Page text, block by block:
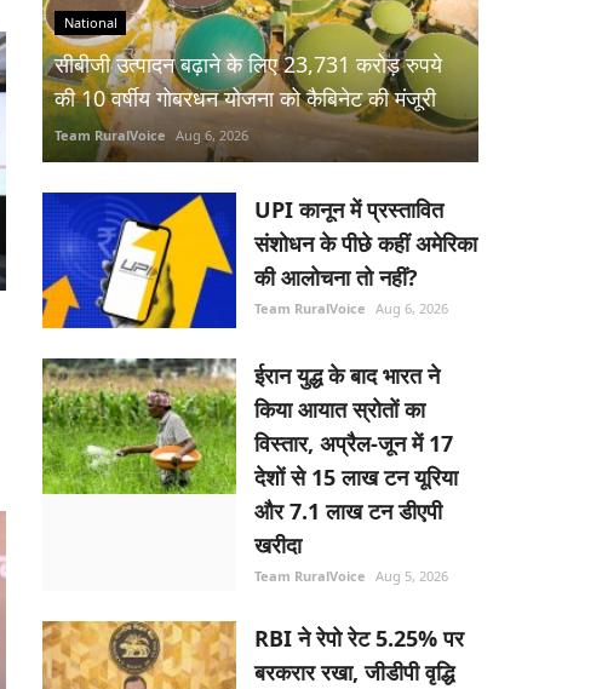
National
सीबीजी उत्पादन बढ़ाने के लिए 23,731 करोड़ रुपये
की 10 वर्षीय गोबरधन योजना को कैबिनेट की मंजूरी
Team RuralVoice Aug 6, 2026
UPI कानून में प्रस्तावित
संशोधन के पीछे कहीं अमेरिका
की आलोचना तो नहीं?
Team RuralVoice Aug 6, 2026
ईरान युद्ध के बाद भारत ने
किया आयात स्रोतों का
विस्तार, अप्रैल-जून में 17
देशों से 15 लाख टन यूरिया
और 7.1 लाख टन डीएपी
खरीदा
Team RuralVoice Aug 5, 2026
RBI ने रेपो रेट 5.25% पर
बरकरार रखा, जीडीपी वृद्धि